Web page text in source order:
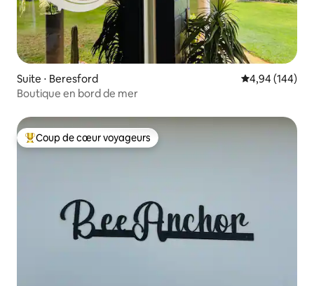
Suite ⋅ Beresford Évaluation
4,94 (144)
Boutique en bord de mer
Coups de cœur voyageurs les plus appréciés
Coup de cœur voyageurs